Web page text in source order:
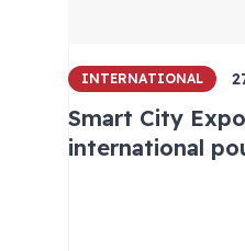
INTERNATIONAL
Smart City
international